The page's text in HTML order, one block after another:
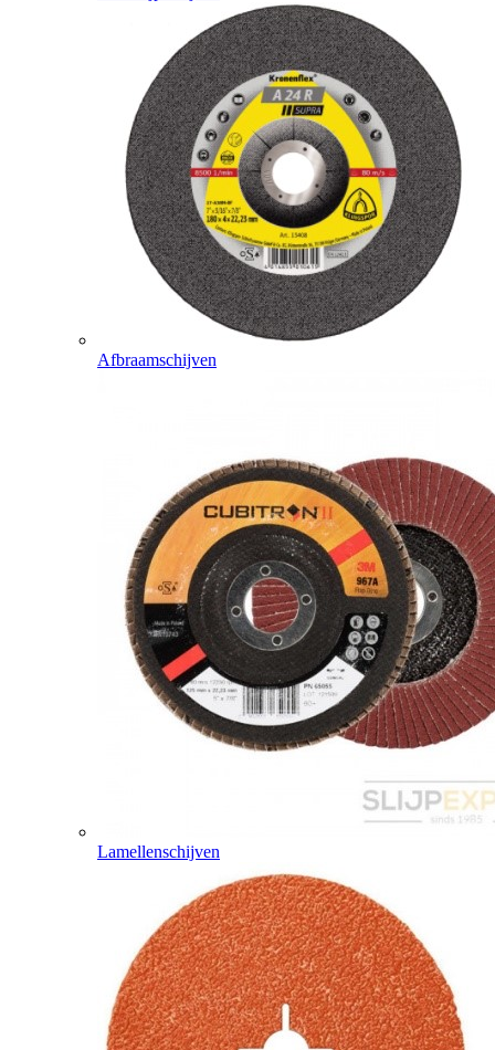
Afbraamschijven
Lamellenschijven